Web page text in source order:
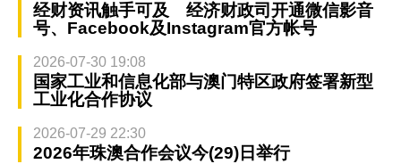
经财资讯触手可及 经济财政司开通微信影音
号、Facebook及Instagram官方帐号
2026-07-30 19:08
国家工业和信息化部与澳门特区政府签署新型
工业化合作协议
2026-07-29 22:30
2026年珠澳合作会议今(29)日举行